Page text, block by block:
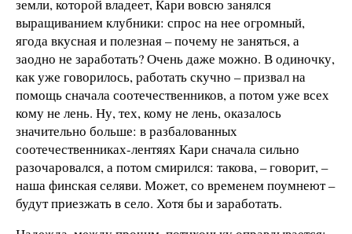
земли, которой владеет, Кари вовсю занялся
выращиванием клубники: спрос на нее огромный,
ягода вкусная и полезная – почему не заняться, а
заодно не заработать? Очень даже можно. В одиночку,
как уже говорилось, работать скучно – призвал на
помощь сначала соотечественников, а потом уже всех
кому не лень. Ну, тех, кому не лень, оказалось
значительно больше: в разбалованных
соотечественниках-лентяях Кари сначала сильно
разочаровался, а потом смирился: такова, – говорит, –
наша финская селяви. Может, со временем поумнеют –
будут приезжать в село. Хотя бы и заработать.